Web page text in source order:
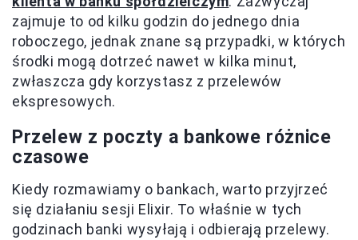
zajmuje to od kilku godzin do jednego dnia
roboczego, jednak znane są przypadki, w których
środki mogą dotrzeć nawet w kilka minut,
zwłaszcza gdy korzystasz z przelewów
ekspresowych.
Przelew z poczty a bankowe różnice
czasowe
Kiedy rozmawiamy o bankach, warto przyjrzeć
się działaniu sesji Elixir. To właśnie w tych
godzinach banki wysyłają i odbierają przelewy.